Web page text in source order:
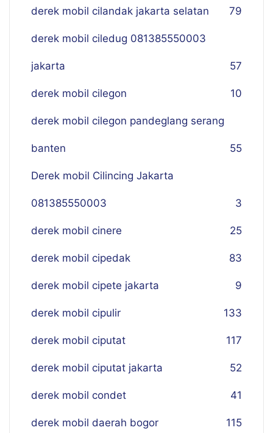
derek mobil cilandak jakarta selatan 79
derek mobil ciledug 081385550003
jakarta 57
derek mobil cilegon 10
derek mobil cilegon pandeglang serang
banten 55
Derek mobil Cilincing Jakarta
081385550003 3
derek mobil cinere 25
derek mobil cipedak 83
derek mobil cipete jakarta 9
derek mobil cipulir 133
derek mobil ciputat 117
derek mobil ciputat jakarta 52
derek mobil condet 41
derek mobil daerah bogor 115